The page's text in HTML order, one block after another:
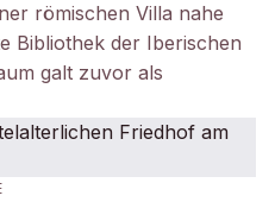
römischen Villa nahe
Bibliothek der Iberischen
galt zuvor als